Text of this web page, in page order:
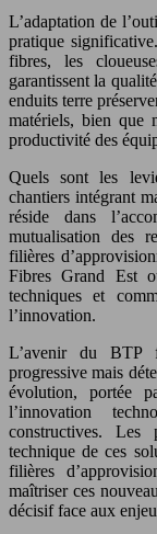
L’adaptation de
pratique
fibres, les
garantissent la
enduits terre
matériels, bien que
productivité des
Quels sont les
chantiers intégrant
réside dans
mutualisation des
filières
Fibres Grand Est
techniques et
l’innovation.
L’avenir du BTP
progressive mais
évolution, portée
l’innovation
constructives. Les
technique de ces
filières
maîtriser ces
décisif face aux